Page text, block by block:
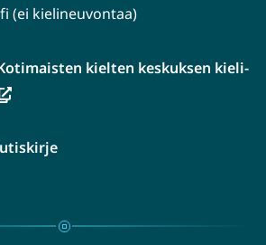
(ei kielineuvontaa)
kielten keskuksen kieli-
palveluun)